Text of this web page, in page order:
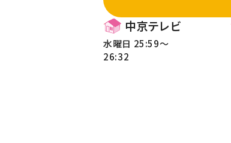
中京テレビ
水曜日 25:59～
26:32